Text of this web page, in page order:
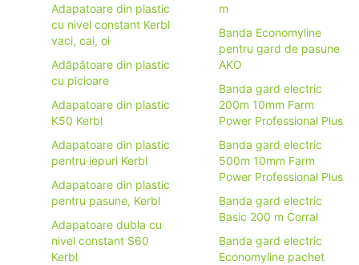
Adapatoare din plastic
cu nivel constant Kerbl
vaci, cai, oi
Adăpătoare din plastic
cu picioare
Adapatoare din plastic
K50 Kerbl
Adapatoare din plastic
pentru iepuri Kerbl
Adapatoare din plastic
pentru pasune, Kerbl
Adapatoare dubla cu
nivel constant S60
Kerbl
m
Banda Economyline
pentru gard de pasune
AKO
Banda gard electric
200m 10mm Farm
Power Professional Plus
Banda gard electric
500m 10mm Farm
Power Professional Plus
Banda gard electric
Basic 200 m Corral
Banda gard electric
Economyline pachet